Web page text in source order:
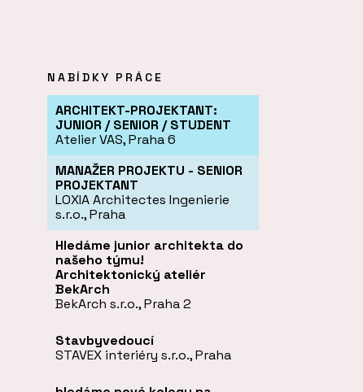
NABÍDKY PRÁCE
ARCHITEKT-PROJEKTANT:
JUNIOR / SENIOR / STUDENT
Atelier VAS, Praha 6
MANAŽER PROJEKTU - SENIOR
PROJEKTANT
LOXIA Architectes Ingenierie
s.r.o., Praha
Hledáme junior architekta do
našeho týmu!
Architektonický ateliér
BekArch
BekArch s.r.o., Praha 2
Stavbyvedoucí
STAVEX interiéry s.r.o., Praha